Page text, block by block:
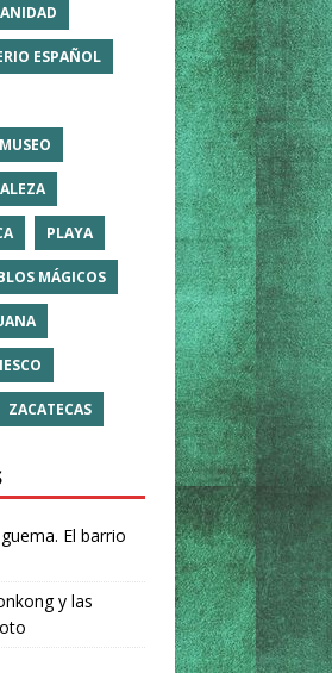
ESPAÑOL
MUSEO
PLAYA
MÁGICOS
ZACATECAS
El barrio
y las